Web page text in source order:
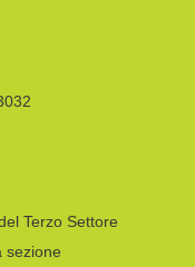
Terzo Settore
sezione